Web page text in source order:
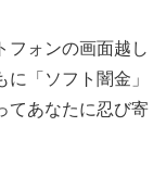
フォンの画面越し
「ソフト闇金」
てあなたに忍び寄